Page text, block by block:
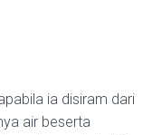
ia disiram dari
air beserta